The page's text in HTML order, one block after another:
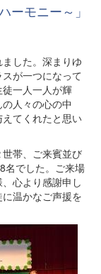
ーモニー～」
した。深まりゆ
が一つになって
徒一人一人が輝
人々の心の中
てくれたと思い
帯、ご来賓並び
名でした。ご来場
心より感謝申し
温かなご声援を